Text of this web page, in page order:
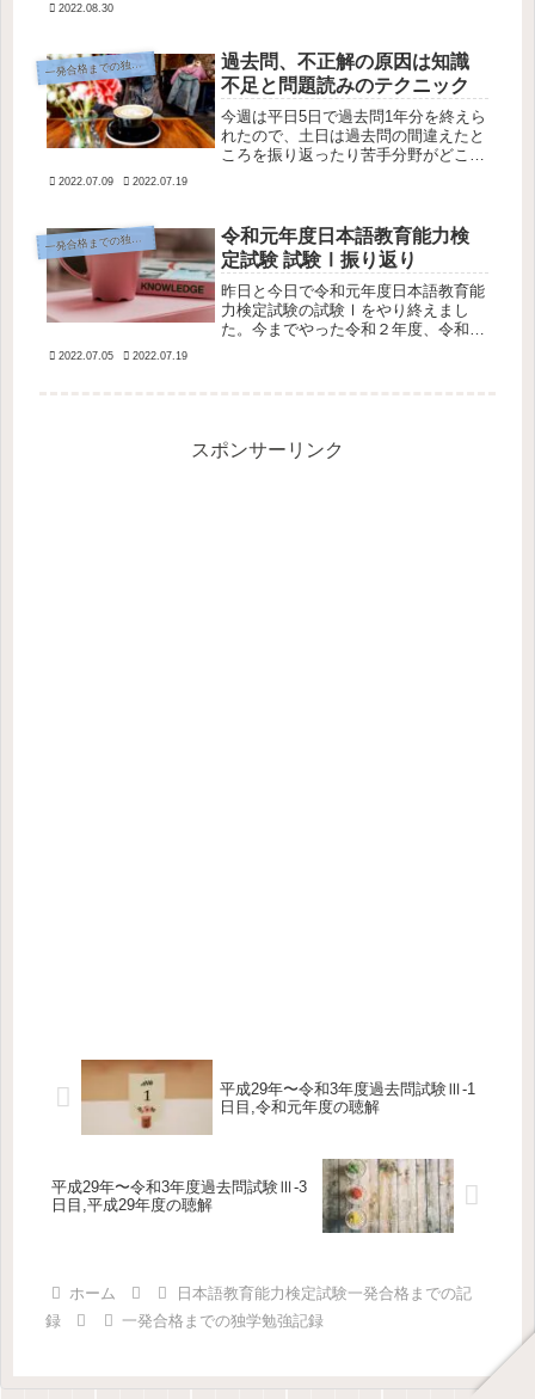
目 試験Ⅲ の結果今朝は周回では...
2022.08.30
一発合格までの独学勉強記録
過去問、不正解の原因は知識
不足と問題読みのテクニック
今週は平日5日で過去問1年分を終えら
れたので、土日は過去問の間違えたと
ころを振り返ったり苦手分野がどこな
える最初にやった令和3年度の過去
問...
2022.07.09 2022.07.19
一発合格までの独学勉強記録
令和元年度日本語教育能力検
定試験 試験Ⅰ振り返り
昨日と今日で令和元年度日本語教育能
力検定試験の試験Ⅰをやり終えまし
た。今までやった令和２年度、令和３
2022.07.05 2022.07.19
スポンサーリンク
平成29年〜令和3年度過去問試験Ⅲ-1
日目,令和元年度の聴解
平成29年〜令和3年度過去問試験Ⅲ-3
日目,平成29年度の聴解
ホーム
日本語教育能力検定試験一発合格までの記
録
一発合格までの独学勉強記録